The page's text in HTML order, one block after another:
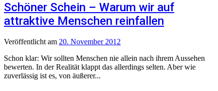
Schöner Schein – Warum wir auf
attraktive Menschen reinfallen
Veröffentlicht am 20. November 2012
Schon klar: Wir sollten Menschen nie allein nach ihrem Aussehen
bewerten. In der Realität klappt das allerdings selten. Aber wie
zuverlässig ist es, von äußerer...